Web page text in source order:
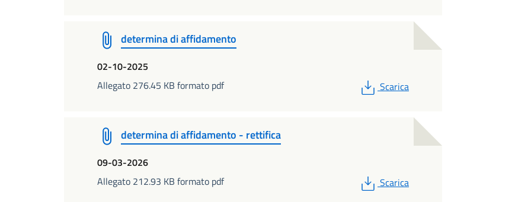
determina di affidamento
02-10-2025
Allegato 276.45 KB formato pdf
PDF
Scarica
determina di affidamento - rettifica
09-03-2026
Allegato 212.93 KB formato pdf
PDF
Scarica